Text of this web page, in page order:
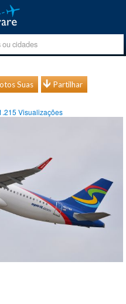
Suas Partilhar
Visualizações